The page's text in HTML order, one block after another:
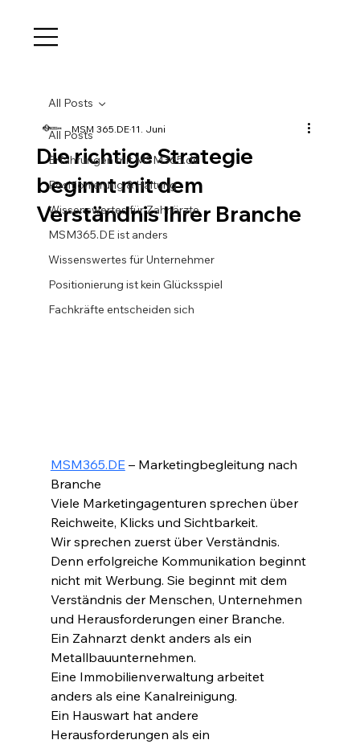
All Posts
Erfahrungen mit MSM365.de
Positionierung & Haltung
Wissenswertes für Zahnärzte
MSM365.DE ist anders
Wissenswertes für Unternehmer
Positionierung ist kein Glücksspiel
Fachkräfte entscheiden sich
All Posts
Die richtige Strategie
beginnt mit dem
Verständnis Ihrer Branche
MSM 365.DE11. Juni
MSM365.DE – Marketingbegleitung nach
Branche
Viele Marketingagenturen sprechen über
Reichweite, Klicks und Sichtbarkeit.
Wir sprechen zuerst über Verständnis.
Denn erfolgreiche Kommunikation beginnt
nicht mit Werbung. Sie beginnt mit dem
Verständnis der Menschen, Unternehmen
und Herausforderungen einer Branche.
Ein Zahnarzt denkt anders als ein
Metallbauunternehmen.
Eine Immobilienverwaltung arbeitet
anders als eine Kanalreinigung.
Ein Hauswart hat andere
Herausforderungen als ein